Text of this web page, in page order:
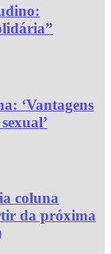
‘Vantagens
coluna
da próxima